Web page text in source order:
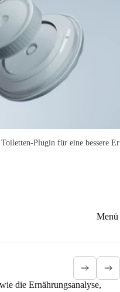
Menü
Plugin für eine bessere
die Ernährungsanalyse,